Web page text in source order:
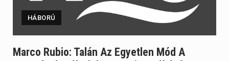
HÁBORÚ
Marco Rubio: Talán Az Egyetlen Mód A